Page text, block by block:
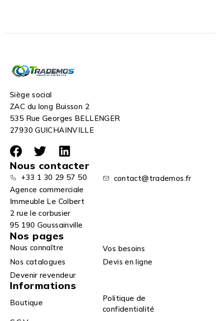
Siège social
ZAC du long Buisson 2
535 Rue Georges BELLENGER
27930 GUICHAINVILLE
Nous contacter
+33 1 30 29 57 50
contact@trademos.fr
Agence commerciale
Immeuble Le Colbert
2 rue le corbusier
95 190 Goussainville
Nos pages
Nous connaître
Vos besoins
Nos catalogues
Devis en ligne
Devenir revendeur
Informations
Boutique
Politique de
confidentialité